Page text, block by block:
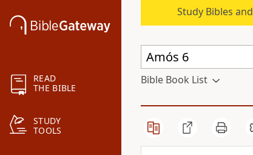
READ
THE BIBLE
STUDY
TOOLS
Study Bibles
Bible Book List